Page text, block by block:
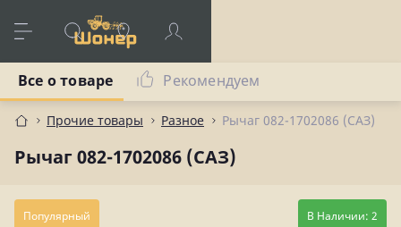
Прочие товары Разное Рычаг 082-1702086 (САЗ)
Рычаг 082-1702086 (САЗ)
Все о товаре Рекомендуем
Популярный В Наличии: 2